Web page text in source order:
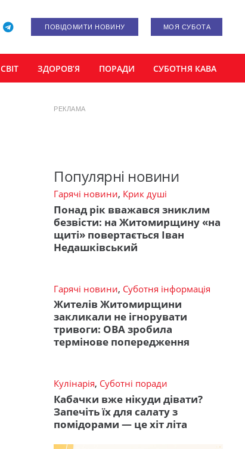
ПОВІДОМИТИ НОВИНУ МОЯ СУБОТА
СВІТ ЗДОРОВ’Я ПОРАДИ СУБОТНЯ КАВА
РЕКЛАМА
Популярні новини
Гарячі новини, Крик душі
Понад рік вважався зниклим
безвісти: на Житомирщину «на
щиті» повертається Іван
Недашківський
Гарячі новини, Суботня інформація
Жителів Житомирщини
закликали не ігнорувати
тривоги: ОВА зробила
термінове попередження
Кулінарія, Суботні поради
Кабачки вже нікуди дівати?
Запечіть їх для салату з
помідорами — це хіт літа